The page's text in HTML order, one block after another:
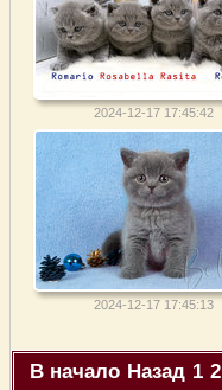
2024-12-17 17:45:42
2024-12-17 17:45:13
В начало Назад 1 2